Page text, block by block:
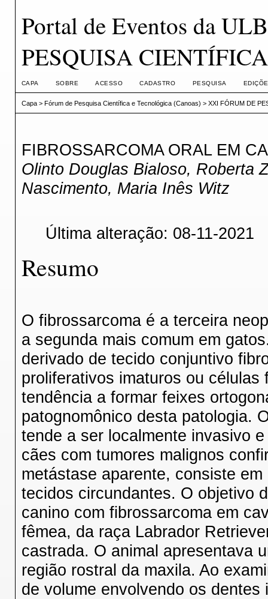
Portal de Eventos da
PESQUISA
CAPA SOBRE ACESSO CADASTRO PESQUISA
Capa> Fórum de Pesquisa Científica e Tecnológica (Canoas) > XXI FÓRUM DE
FIBROSSARCOMA ORAL EM
Olinto Douglas Bialoso, Roberta
Nascimento, Maria Inês Witz
Última alteração: 08-11-2021
Resumo
O fibrossarcoma é a terceira
a segunda mais comum em
derivado de tecido conjuntivo
proliferativos imaturos ou
tendência a formar feixes
patognomônico desta patologia.
tende a ser localmente invasivo
cães com tumores malignos
metástase aparente, consiste
tecidos circundantes. O objetivo
canino com fibrossarcoma em
fêmea, da raça Labrador
castrada. O animal apresentava
região rostral da maxila. Ao
de volume envolvendo os